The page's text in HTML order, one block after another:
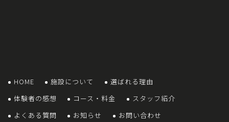
HOME 施設について
選ばれる理由
体験者の感想
コース・料金
スタッフ紹介
よくある質問
お知らせ お問い合わせ